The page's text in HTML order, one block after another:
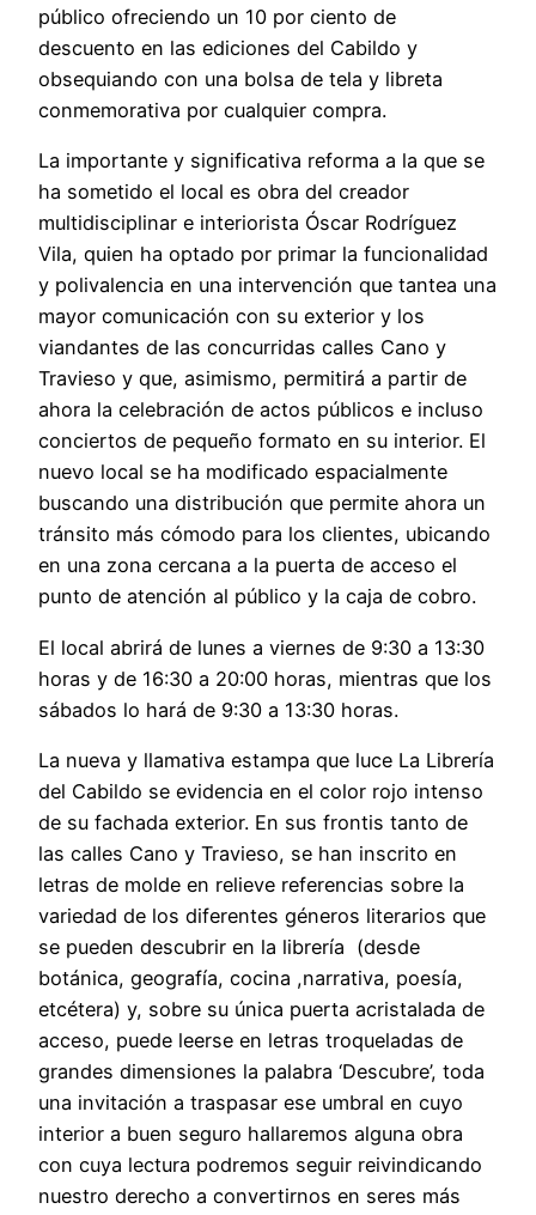
público ofreciendo un 10 por ciento de
descuento en las ediciones del Cabildo y
obsequiando con una bolsa de tela y libreta
conmemorativa por cualquier compra.
La importante y significativa reforma a la que se
ha sometido el local es obra del creador
multidisciplinar e interiorista Óscar Rodríguez
Vila, quien ha optado por primar la funcionalidad
y polivalencia en una intervención que tantea una
mayor comunicación con su exterior y los
viandantes de las concurridas calles Cano y
Travieso y que, asimismo, permitirá a partir de
ahora la celebración de actos públicos e incluso
conciertos de pequeño formato en su interior. El
nuevo local se ha modificado espacialmente
buscando una distribución que permite ahora un
tránsito más cómodo para los clientes, ubicando
en una zona cercana a la puerta de acceso el
punto de atención al público y la caja de cobro.
El local abrirá de lunes a viernes de 9:30 a 13:30
horas y de 16:30 a 20:00 horas, mientras que los
sábados lo hará de 9:30 a 13:30 horas.
La nueva y llamativa estampa que luce La Librería
del Cabildo se evidencia en el color rojo intenso
de su fachada exterior. En sus frontis tanto de
las calles Cano y Travieso, se han inscrito en
letras de molde en relieve referencias sobre la
variedad de los diferentes géneros literarios que
se pueden descubrir en la librería (desde
botánica, geografía, cocina ,narrativa, poesía,
etcétera) y, sobre su única puerta acristalada de
acceso, puede leerse en letras troqueladas de
grandes dimensiones la palabra ‘Descubre’, toda
una invitación a traspasar ese umbral en cuyo
interior a buen seguro hallaremos alguna obra
con cuya lectura podremos seguir reivindicando
nuestro derecho a convertirnos en seres más